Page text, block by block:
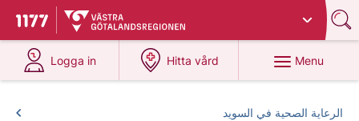
To start page for 1177
Du har valt region
Logga in
at 1177.se
Hitta vård
at 1177.se
Menu
الرعاية الصحية في السويد